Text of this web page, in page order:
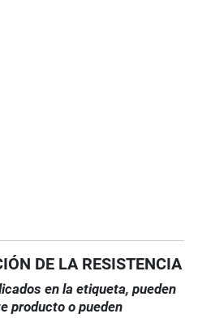
DE LA RESISTENCIA
en la etiqueta, pueden
producto o pueden